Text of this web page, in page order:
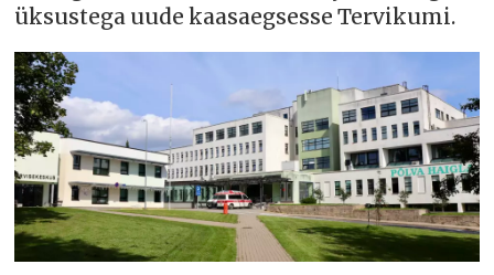
üksustega uude kaasaegsesse Tervikumi.